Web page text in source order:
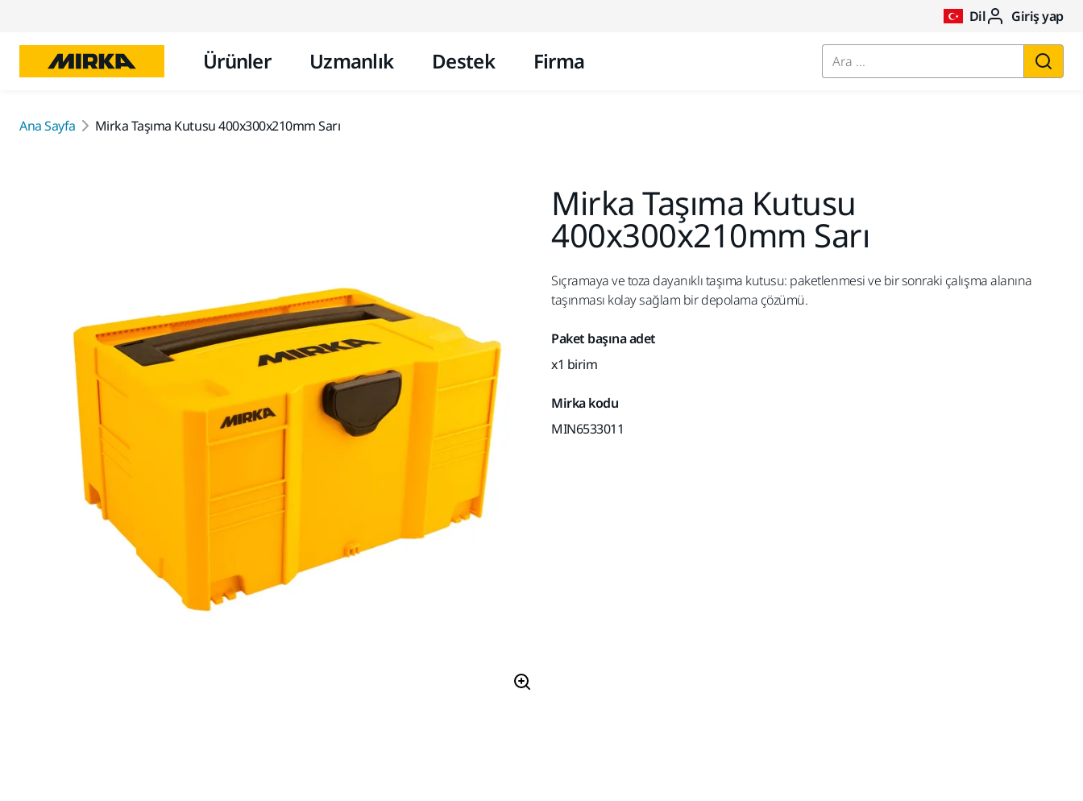
Dil Giriş yap
Ürünler Uzmanlık Destek Firma Ara ...
Ana Sayfa Mirka Taşıma Kutusu 400x300x210mm Sarı
Mirka Taşıma Kutusu
400x300x210mm Sarı
Sıçramaya ve toza dayanıklı taşıma kutusu: paketlenmesi ve bir sonraki çalışma alanına
taşınması kolay sağlam bir depolama çözümü.
Paket başına adet
x1 birim
Mirka kodu
MIN6533011